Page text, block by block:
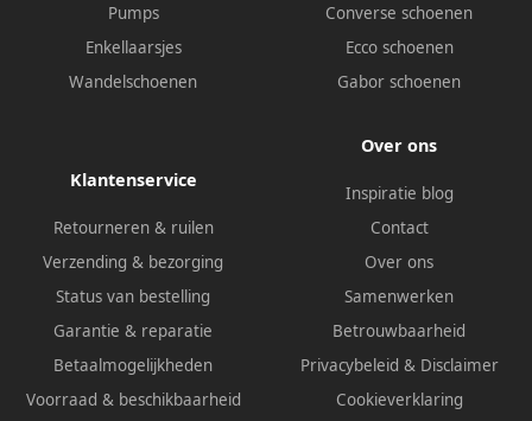
Pumps
Enkellaarsjes
Wandelschoenen
Converse schoenen
Ecco schoenen
Gabor schoenen
Klantenservice
Retourneren & ruilen
Verzending & bezorging
Status van bestelling
Garantie & reparatie
Betaalmogelijkheden
Voorraad & beschikbaarheid
Over ons
Inspiratie blog
Contact
Over ons
Samenwerken
Betrouwbaarheid
Privacybeleid & Disclaimer
Cookieverklaring